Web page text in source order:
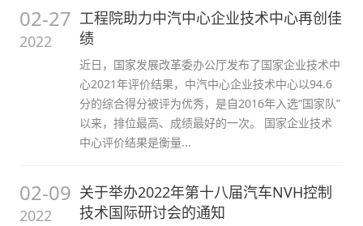
02-27
2022
工程院助力中汽中心企业技术中心再创佳
绩
近日，国家发展改革委办公厅发布了国家企业技术中
心2021年评价结果，中汽中心企业技术中心以94.6
分的综合得分被评为优秀，是自2016年入选“国家队”
以来，排位最高、成绩最好的一次。 国家企业技术
中心评价结果是衡量...
02-09
2022
关于举办2022年第十八届汽车NVH控制
技术国际研讨会的通知